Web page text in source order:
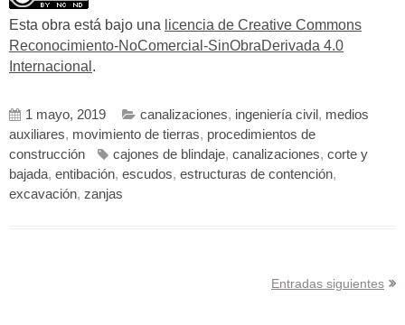
Esta obra está bajo una licencia de Creative Commons
Reconocimiento-NoComercial-SinObraDerivada 4.0
Internacional .
1 mayo, 2019 canalizaciones, ingeniería civil , medios
auxiliares, movimiento de tierras, procedimientos de
construcción
cajones de blindaje, canalizaciones, corte y
bajada, entibación, escudos, estructuras de contención,
excavación, zanjas
Entradas siguientes